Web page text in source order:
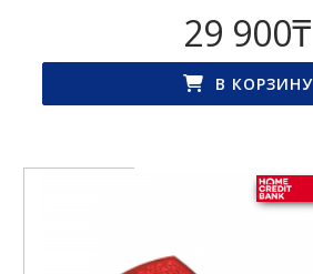
29 900₸
В КОРЗИНУ